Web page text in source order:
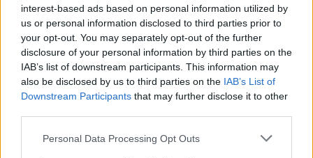
interest-based ads based on personal information utilized by
us or personal information disclosed to third parties prior to
your opt-out. You may separately opt-out of the further
disclosure of your personal information by third parties on the
IAB’s list of downstream participants. This information may
also be disclosed by us to third parties on the IAB’s List of
Downstream Participants that may further disclose it to other
Please note that this website/app uses one or more Google
Personal Data Processing Opt Outs
Συνολικά, το εκτελεστικό της αποτέλεσμα
ήταν πολύ αργό», υπογράμμισε ο Τζέιμς Χονγκ,
επικεφαλής έρευνας κινητικότητας στην